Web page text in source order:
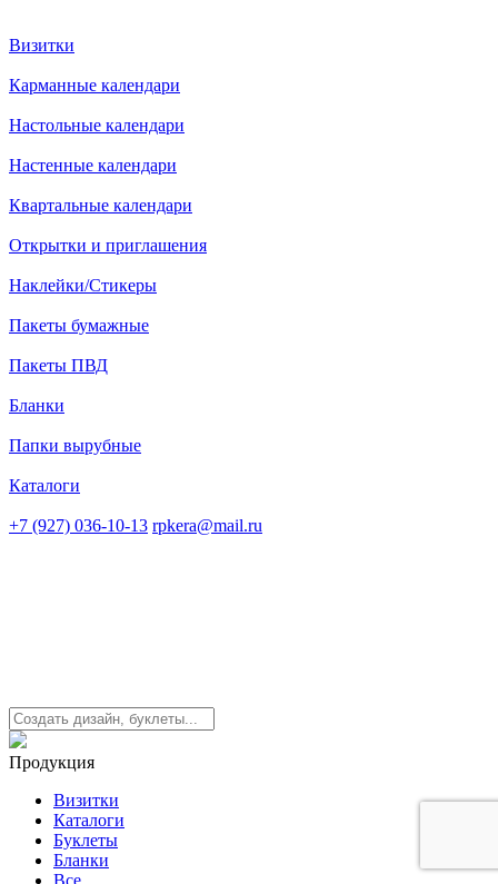
Визитки
Карманные календари
Настольные календари
Настенные календари
Квартальные календари
Открытки и приглашения
Наклейки/Стикеры
Пакеты бумажные
Пакеты ПВД
Бланки
Папки вырубные
Каталоги
+7 (927) 036-10-13 rpkera@mail.ru
Продукция
Визитки
Каталоги
Буклеты
Бланки